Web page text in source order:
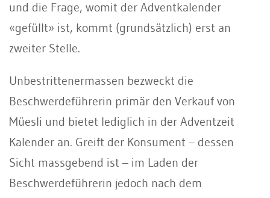
und die Frage, womit der Adventkalender
«gefüllt» ist, kommt (grundsätzlich) erst an
zweiter Stelle.
Unbestrittenermassen bezweckt die
Beschwerdeführerin primär den Verkauf von
Müesli und bietet lediglich in der Adventzeit
Kalender an. Greift der Konsument – dessen
Sicht massgebend ist – im Laden der
Beschwerdeführerin jedoch nach dem